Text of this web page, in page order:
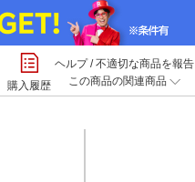
購入履歴
ヘルプ/不適切な商品を報告
この商品の関連商品